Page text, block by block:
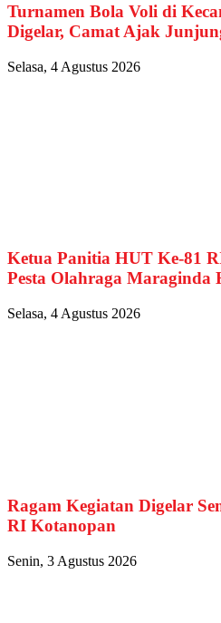
Turnamen Bola Voli di
Digelar, Camat Ajak
Selasa, 4 Agustus 2026
Ketua Panitia HUT Ke-81
Pesta Olahraga Maraginda
Selasa, 4 Agustus 2026
Ragam Kegiatan Digelar
RI Kotanopan
Senin, 3 Agustus 2026